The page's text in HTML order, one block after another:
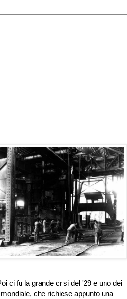
ci fu la grande crisi del '29 e uno dei
che richiese appunto una